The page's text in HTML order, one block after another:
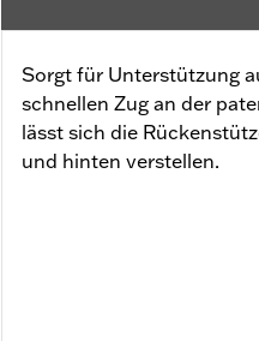
Sorgt für Unterstützung
schnellen Zug an der
lässt sich die
und hinten verstellen.